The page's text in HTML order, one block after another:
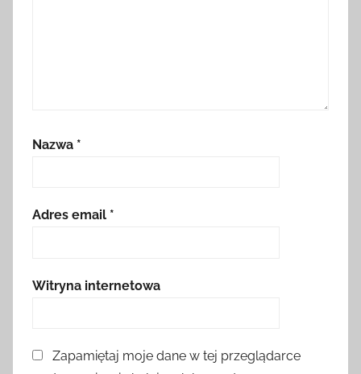
Nazwa *
Adres email *
Witryna internetowa
Zapamiętaj moje dane w tej przeglądarce